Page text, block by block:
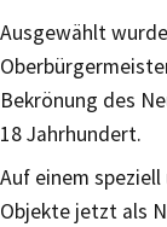
Ausgewählt
Bekrönung des
18 Jahrhundert.
Auf einem
Objekte jetzt als